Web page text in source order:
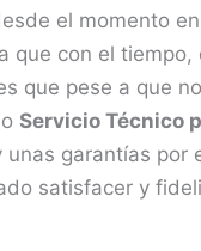
el momento
que con el
que pese a que
Servicio Técnico
garantías por
satisfacer y